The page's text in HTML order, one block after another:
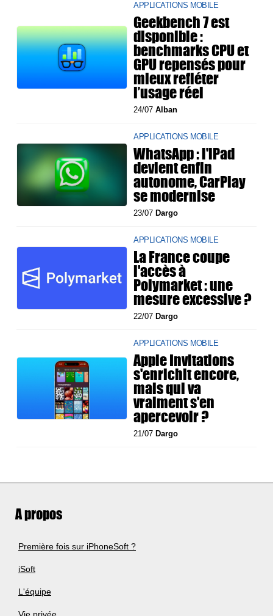
APPLICATIONS MOBILE
Geekbench 7 est
disponible :
benchmarks CPU et
GPU repensés pour
mieux refléter
l’usage réel
24/07Alban
APPLICATIONS MOBILE
WhatsApp : l'iPad
devient enfin
autonome, CarPlay
se modernise
23/07 Dargo
APPLICATIONS MOBILE
La France coupe
l'accès à
Polymarket : une
mesure excessive ?
22/07 Dargo
APPLICATIONS MOBILE
Apple Invitations
s'enrichit encore,
mais qui va
vraiment s'en
apercevoir ?
21/07 Dargo
A propos
Première fois sur iPhoneSoft ?
iSoft
L'équipe